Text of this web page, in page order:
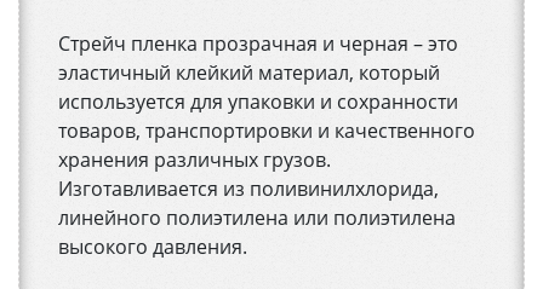
Стрейч пленка прозрачная и черная – это
эластичный клейкий материал, который
используется для упаковки и сохранности
товаров, транспортировки и качественного
хранения различных грузов.
Изготавливается из поливинилхлорида,
линейного полиэтилена или полиэтилена
высокого давления.